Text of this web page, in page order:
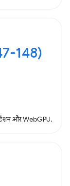
148)
और WebGPU.